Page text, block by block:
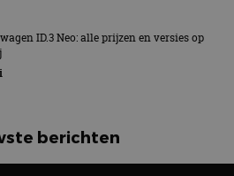
ID.3 Neo: alle prijzen en versies op
berichten